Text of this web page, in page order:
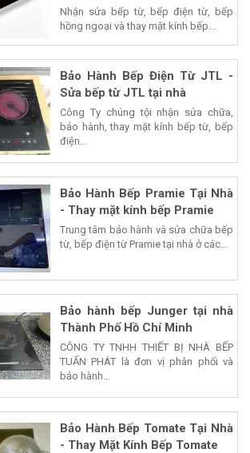
Nhận sửa bếp từ, bếp điện từ, bếp
hồng ngoại và thay mặt kính bếp...
Bảo Hành Bếp Điện Từ JTL -
Sửa bếp từ JTL tại nhà
Công Ty chúng tội nhận sửa chữa,
bảo hành, thay mặt kính bếp từ, bếp
điện...
Bảo Hành Bếp Pramie Tại Nhà
- Thay mặt kính bếp Pramie
Trung tâm bảo hành và sửa chữa bếp
từ, bếp điện từ Pramie tại nhà ở các...
Bảo hành bếp Junger tại nhà
Thành Phố Hồ Chí Minh
CÔNG TY TNHH THIẾT BỊ NHÀ BẾP
TUẤN PHÁT là đơn vị phân phối và
bảo hành...
Bảo Hành Bếp Tomate Tại Nhà
- Thay Mặt Kính Bếp Tomate